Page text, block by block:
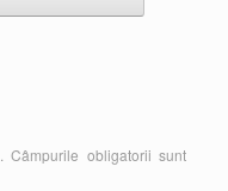
Câmpurile obligatorii sunt